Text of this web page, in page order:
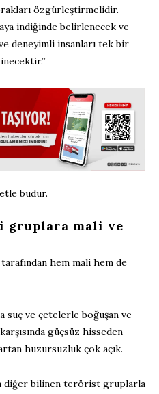
özgürleştirmelidir.
indiğinde belirlenecek ve
deneyimli insanları tek bir
budur.
gruplara mali ve
hem mali hem de
suç ve çetelerle boğuşan ve
güçsüz hisseden
huzursuzluk çok açık.
diğer bilinen terörist gruplarla